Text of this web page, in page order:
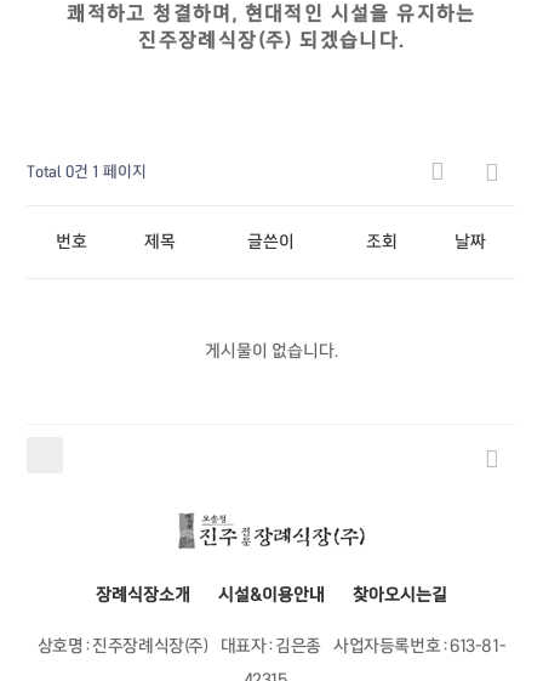
쾌적하고 청결하며, 현대적인 시설을 유지하는
진주장례식장(주) 되겠습니다.
Total 0건 1 페이지
번호 제목 글쓴이 조회 날짜
게시물이 없습니다.
장례식장소개 시설&이용안내 찾아오시는길
상호명 : 진주장례식장(주) 대표자 : 김은종 사업자등록번호 : 613-81-